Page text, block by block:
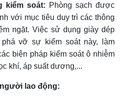
kiểm soát: Phòng sạch được
với mục tiêu duy trì các thông
ngặt. Việc sử dụng giày dép
vỡ sự kiểm soát này, làm
biện pháp kiểm soát ô nhiễm
khí, áp suất dương,...
lao động: